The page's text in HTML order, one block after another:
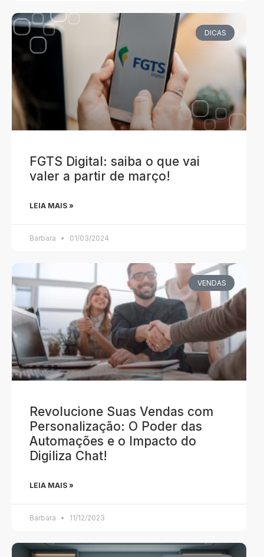
DICAS
FGTS Digital: saiba o que vai
valer a partir de março!
LEIA MAIS »
Barbara 01/03/2024
VENDAS
Revolucione Suas Vendas com
Personalização: O Poder das
Automações e o Impacto do
Digiliza Chat!
LEIA MAIS »
Barbara 11/12/2023